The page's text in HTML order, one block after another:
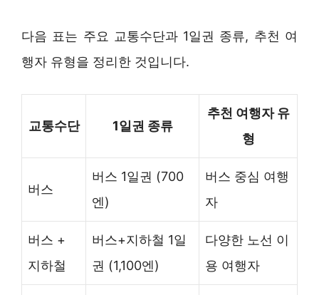
다음 표는 주요 교통수단과 1일권 종류, 추천 여
행자 유형을 정리한 것입니다.
교통수단 1일권 종류
추천 여행자 유
형
버스
버스 1일권 (700
엔)
버스 중심 여행
자
버스 +
지하철
버스+지하철 1일
권 (1,100엔)
다양한 노선 이
용 여행자